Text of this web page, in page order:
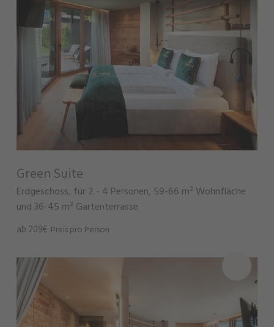
Green Suite
Erdgeschoss, für 2 - 4 Personen, 59-66 m² Wohnfläche
und 36-45 m² Gartenterrasse
ab 209€Preis pro Person